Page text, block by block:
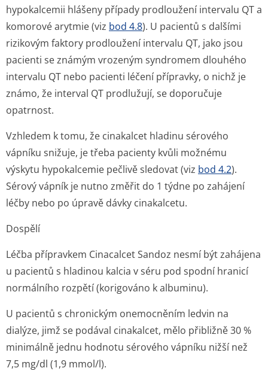
hypokalcemii hlášeny případy prodloužení intervalu QT a
komorové arytmie (viz bod 4.8). U pacientů s dalšími
rizikovým faktory prodloužení intervalu QT, jako jsou
pacienti se známým vrozeným syndromem dlouhého
intervalu QT nebo pacienti léčení přípravky, o nichž je
známo, že interval QT prodlužují, se doporučuje
opatrnost.
Vzhledem k tomu, že cinakalcet hladinu sérového
vápníku snižuje, je třeba pacienty kvůli možnému
výskytu hypokalcemie pečlivě sledovat (viz bod 4.2).
Sérový vápník je nutno změřit do 1 týdne po zahájení
léčby nebo po úpravě dávky cinakalcetu.
Dospělí
Léčba přípravkem Cinacalcet Sandoz nesmí být zahájena
u pacientů s hladinou kalcia v séru pod spodní hranicí
normálního rozpětí (korigováno k albuminu).
U pacientů s chronickým onemocněním ledvin na
dialýze, jimž se podával cinakalcet, mělo přibližně 30 %
minimálně jednu hodnotu sérového vápníku nižší než
7,5 mg/dl (1,9 mmol/l).